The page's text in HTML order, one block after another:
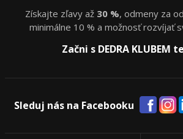
Získajte zľavy až 30 %, odmeny za
minimálne 10 % a možnosť rozvíjať
Začni s DEDRA KLUBEM
Sleduj nás na Facebooku